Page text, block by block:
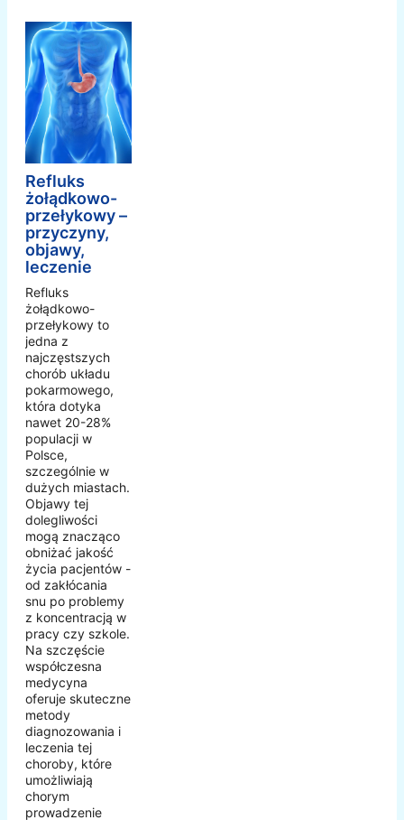
Refluks
żołądkowo-
przełykowy –
przyczyny,
objawy,
leczenie
Refluks
żołądkowo-
przełykowy to
jedna z
najczęstszych
chorób układu
pokarmowego,
która dotyka
nawet 20-28%
populacji w
Polsce,
szczególnie w
dużych miastach.
Objawy tej
dolegliwości
mogą znacząco
obniżać jakość
życia pacjentów -
od zakłócania
snu po problemy
z koncentracją w
pracy czy szkole.
Na szczęście
współczesna
medycyna
oferuje skuteczne
metody
diagnozowania i
leczenia tej
choroby, które
umożliwiają
chorym
prowadzenie